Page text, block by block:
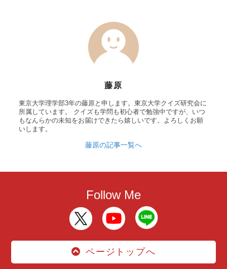
藤原
東京大学理学部3年の藤原と申します。東京大学クイズ研究会に
所属しています。 クイズも学問も初心者で勉強中ですが、いつ
もなんらかの未知をお届けできたら嬉しいです。よろしくお願
いします。
藤原の記事一覧へ
Follow Me
ページトップへ